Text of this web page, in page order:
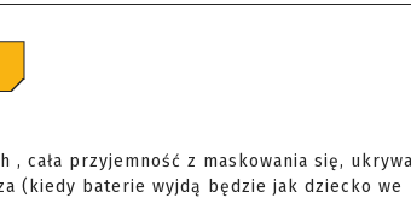
cała przyjemność z maskowania się,
(kiedy baterie wyjdą będzie jak dziecko we